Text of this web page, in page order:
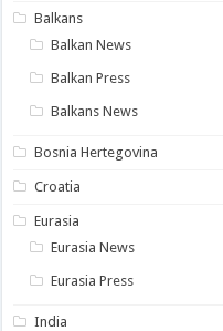
Balkans
Balkan News
Balkan Press
Balkans News
Bosnia Hertegovina
Croatia
Eurasia
Eurasia News
Eurasia Press
India